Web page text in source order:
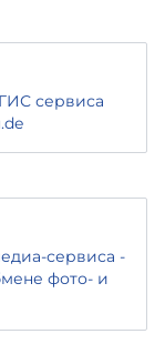
сервиса
сервиса -
фото- и